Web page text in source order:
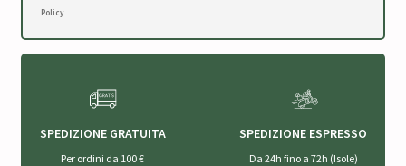
Policy.
SPEDIZIONE GRATUITA
Per ordini da 100 €
SPEDIZIONE ESPRESSO
Da 24h fino a 72h (Isole)